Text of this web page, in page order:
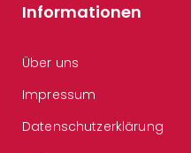
Informationen
Über uns
Impressum
Datenschutzerklärung